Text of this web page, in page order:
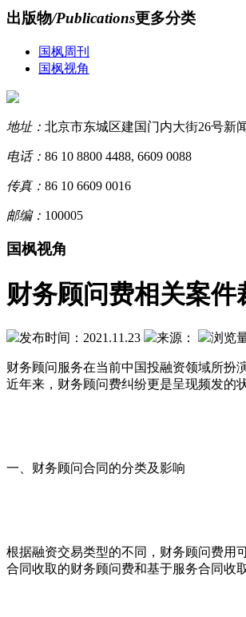
出版物/Publications更多分类
国枫周刊
国枫视角
地址： 北京市东城区建国门内大街26号新
电话： 86 10 8800 4488, 6609 0088
传真： 86 10 6609 0016
邮编： 100005
国枫视角
财务顾问费相关案
发布时间：2021.11.23 来源： 浏览
财务顾问服务在当前中国投融资领域所扮
近年来，财务顾问费纠纷更是呈现频发的
一、财务顾问合同的分类及影响
根据融资交易类型的不同，财务顾问费用
合同收取的财务顾问费和基于服务合同收